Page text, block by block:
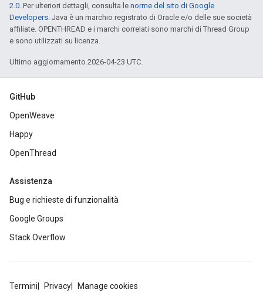
2.0. Per ulteriori dettagli, consulta le norme del sito di Google
Developers. Java è un marchio registrato di Oracle e/o delle sue società
affiliate. OPENTHREAD e i marchi correlati sono marchi di Thread Group
e sono utilizzati su licenza.
Ultimo aggiornamento 2026-04-23 UTC.
GitHub
OpenWeave
Happy
OpenThread
Assistenza
Bug e richieste di funzionalità
Google Groups
Stack Overflow
Termini Privacy Manage cookies